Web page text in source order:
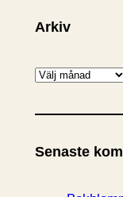
Arkiv
A
k
v
Senaste